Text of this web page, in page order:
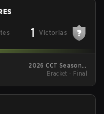
1 Victorias
2026 CCT Season 3
European Series #17
Bracket - Final